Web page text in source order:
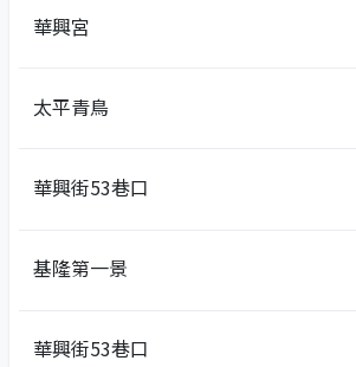
華興宮
太平青鳥
華興街53巷口
基隆第一景
華興街53巷口